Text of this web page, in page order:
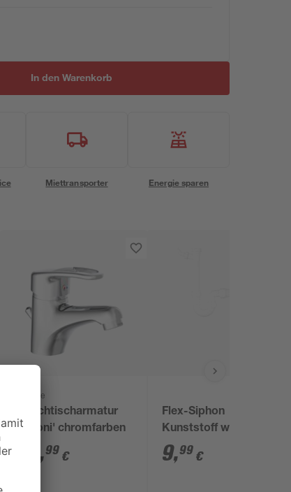
In den Warenkorb
Miettransporter Energie sparen
Schütte
Waschtischarmatur
'Batoni' chromfarben
,99 €
Flex-Siphon
Kunststoff weiß 1 1/2'
x 40/50 mm
9,99 €